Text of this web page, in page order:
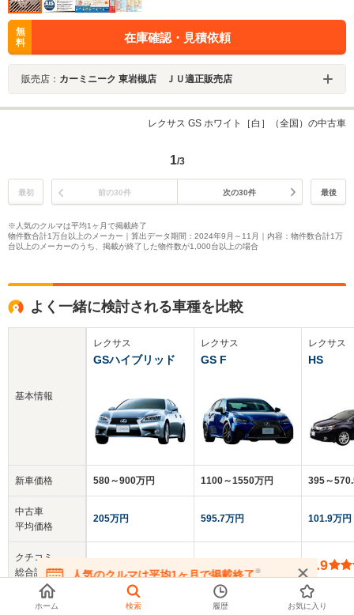
無
料
在庫確認・見積依頼
販売店： カーミニーク 東岩槻店 ＪＵ適正販売店
レクサス GS ホワイト［白］（全国）の中古車
1/3
最初 前の30件 次の30件 最後
※人気のクルマは平均1ヶ月で掲載終了
物件数合計1万台以上のメーカー｜算出データ期間：2024年9月～11月｜内容：物件数合計1万
台以上のメーカーのうち、掲載が終了した物件数が1,000台以上の場合
よく一緒に検討される車種を比較
基本情報
新車価格
中古車
平均価格
クチコミ
総合評価
乗車定員
レクサス
GSハイブリッド
580～900万円
205万円
レクサス
GS F
1100～1550万円
595.7万円
5人
レクサス
HS
395～
101.9万円
3.9
5人
人気のクルマは平均1ヶ月で掲載終了※
在庫が無くなる前にお問い合わせください
ホーム 検索 履歴 お気に入り